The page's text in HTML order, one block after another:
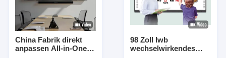
China Fabrik direkt
anpassen All-in-One
98 Zoll Iwb
wechselwirkendes